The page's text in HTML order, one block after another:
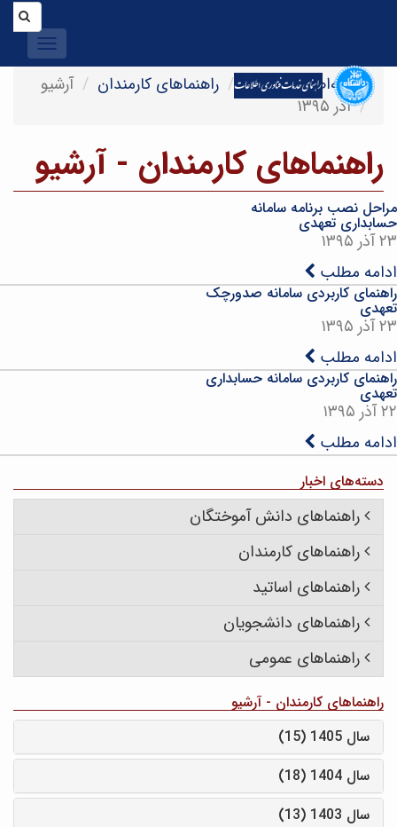
صفحه‌اصلی اخبار راهنماهای کارمندان
آرشیو
آذر ۱۳۹۵
راهنماهای کارمندان - آرشیو
مراحل نصب برنامه سامانه
حسابداری تعهدی
۲۳ آذر ۱۳۹۵
ادامه مطلب
راهنمای کاربردی سامانه صدورچک
تعهدی
۲۳ آذر ۱۳۹۵
ادامه مطلب
راهنمای کاربردی سامانه حسابداری
تعهدی
۲۲ آذر ۱۳۹۵
ادامه مطلب
دسته‌های اخبار
راهنماهای دانش آموختگان
راهنماهای کارمندان
راهنماهای اساتید
راهنماهای دانشجویان
راهنماهای عمومی
راهنماهای کارمندان - آرشیو
سال 1405 (15)
سال 1404 (18)
سال 1403 (13)